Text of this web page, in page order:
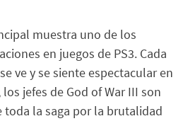
muestra uno de los
en juegos de PS3. Cada
ve y se siente espectacular en
jefes de God of War III son
toda la saga por la brutalidad